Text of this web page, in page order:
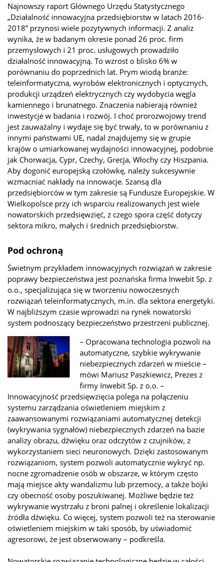
Najnowszy raport Głównego Urzędu Statystycznego
„Działalność innowacyjna przedsiębiorstw w latach 2016-
2018” przynosi wiele pozytywnych informacji. Z analiz
wynika, że w badanym okresie ponad 26 proc. firm
przemysłowych i 21 proc. usługowych prowadziło
działalność innowacyjną. To wzrost o blisko 6% w
porównaniu do poprzednich lat. Prym wiodą branże:
teleinformatyczna, wyrobów elektronicznych i optycznych,
produkcji urządzeń elektrycznych czy wydobycia węgla
kamiennego i brunatnego. Znaczenia nabierają również
inwestycje w badania i rozwój. I choć prorozwojowy trend
jest zauważalny i wydaje się być trwały, to w porównaniu z
innymi państwami UE, nadal znajdujemy się w grupie
krajów o umiarkowanej wydajności innowacyjnej, podobnie
jak Chorwacja, Cypr, Czechy, Grecja, Włochy czy Hiszpania.
Aby dogonić europejską czołówkę, należy sukcesywnie
wzmacniać nakłady na innowacje. Szansą dla
przedsiębiorców w tym zakresie są Fundusze Europejskie. W
Wielkopolsce przy ich wsparciu realizowanych jest wiele
nowatorskich przedsięwzięć, z czego spora część dotyczy
sektora mikro, małych i średnich przedsiębiorstw.
Pod ochroną
Świetnym przykładem innowacyjnych rozwiązań w zakresie
poprawy bezpieczeństwa jest poznańska firma Inwebit Sp. z
o.o., specjalizująca się w tworzeniu nowoczesnych
rozwiązań teleinformatycznych, m.in. dla sektora energetyki.
W najbliższym czasie wprowadzi na rynek nowatorski
system podnoszący bezpieczeństwo przestrzeni publicznej.
– Opracowana technologia pozwoli na
automatyczne, szybkie wykrywanie
niebezpiecznych zdarzeń w mieście –
mówi Mariusz Paszkiewicz, Prezes z
firmy Inwebit Sp. z o.o. –
Innowacyjność przedsięwzięcia polega na połączeniu
systemu zarządzania oświetleniem miejskim z
zaawansowanymi rozwiązaniami automatycznej detekcji
(wykrywania sygnałów) niebezpiecznych zdarzeń na bazie
analizy obrazu, dźwięku oraz odczytów z czujników, z
wykorzystaniem sieci neuronowych. Dzięki zastosowanym
rozwiązaniom, system pozwoli automatycznie wykryć np.
nocne zgromadzenie osób w obszarze, w którym często
mają miejsce akty wandalizmu lub przemocy, a także bójki
czy obecność osoby poszukiwanej. Możliwe będzie też
wykrywanie wystrzału z broni palnej i określenie lokalizacji
źródła dźwięku. Co więcej, system pozwoli też na sterowanie
oświetleniem miejskim w taki sposób, by uświadomić
agresorowi, że jest obserwowany – podkreśla.